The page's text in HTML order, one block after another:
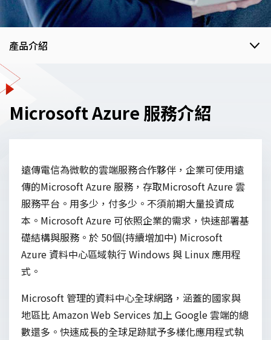
產品介紹
產品介紹
Microsoft Azure 服務介紹
遠傳電信為微軟的雲端服務合作夥伴，企業可使用遠
傳的Microsoft Azure 服務，存取Microsoft Azure 雲
服務平台。用多少，付多少。不須前期大量投資成
本。Microsoft Azure 可依照企業的需求，快速部署基
礎結構與服務。於 50個(持續增加中) Microsoft
Azure 資料中心區域執行 Windows 與 Linux 應用程
式。
Microsoft 管理的資料中心全球網路，涵蓋的國家與
地區比 Amazon Web Services 加上 Google 雲端的總
數還多。快速成長的全球足跡賦予多樣化應用程式執